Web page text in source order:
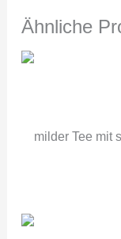
Ähnliche
milder Tee mit